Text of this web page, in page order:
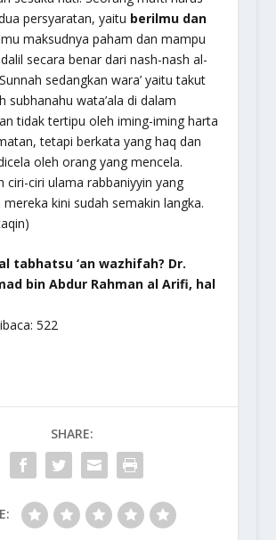
persyaratan, yaitu berilmu dan
maksudnya paham dan mampu
secara benar dari nash-nash al-
sedangkan wara’ yaitu takut
subhanahu wata’ala di dalam
tidak tertipu oleh iming-iming harta
tetapi berkata yang haq dan
oleh orang yang mencela.
ciri-ciri ulama rabbaniyyin yang
kini sudah semakin langka.
tabhatsu ‘an wazhifah? Dr.
bin Abdur Rahman al Arifi, hal
522
SHARE: